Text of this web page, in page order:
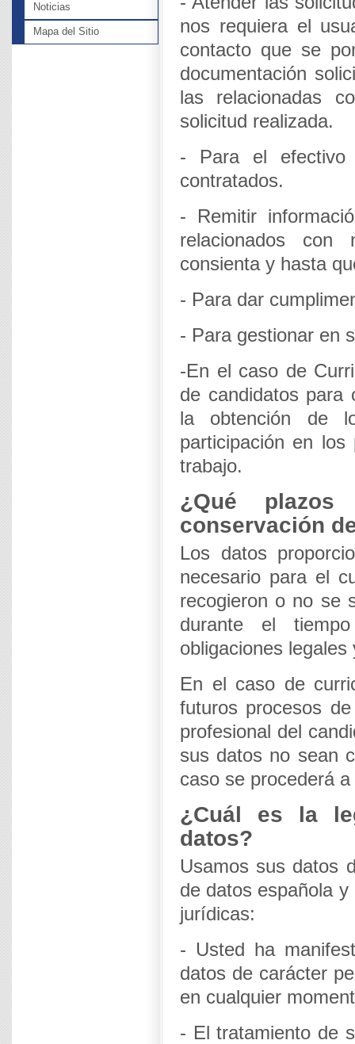
nos requiera el
contacto que se
documentación
las relacionadas
solicitud realizada.
- Para el efectivo
contratados.
- Remitir
relacionados con
consienta y hasta
- Para dar
- Para gestionar en
-En el caso de
de candidatos para
la obtención de
participación en
trabajo.
¿Qué
conservación
Los datos
necesario para el
recogieron o no se
durante el
obligaciones
En el caso de
futuros procesos
profesional del
sus datos no sean
caso se procederá
¿Cuál es la
datos?
Usamos sus datos
de datos española
jurídicas:
- Usted ha
datos de carácter
en cualquier
- El tratamiento de
Noticias
Mapa del Sitio